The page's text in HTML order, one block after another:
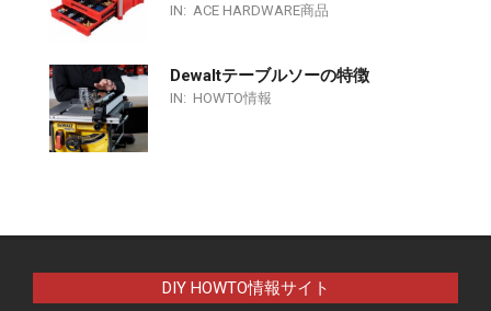
IN: ACE HARDWARE商品
Dewaltテーブルソーの特徴
IN: HOWTO情報
DIY HOWTO情報サイト